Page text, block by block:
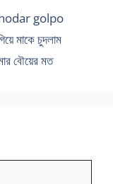
golpo
মাকে চুদলাম
বৌয়ের মত